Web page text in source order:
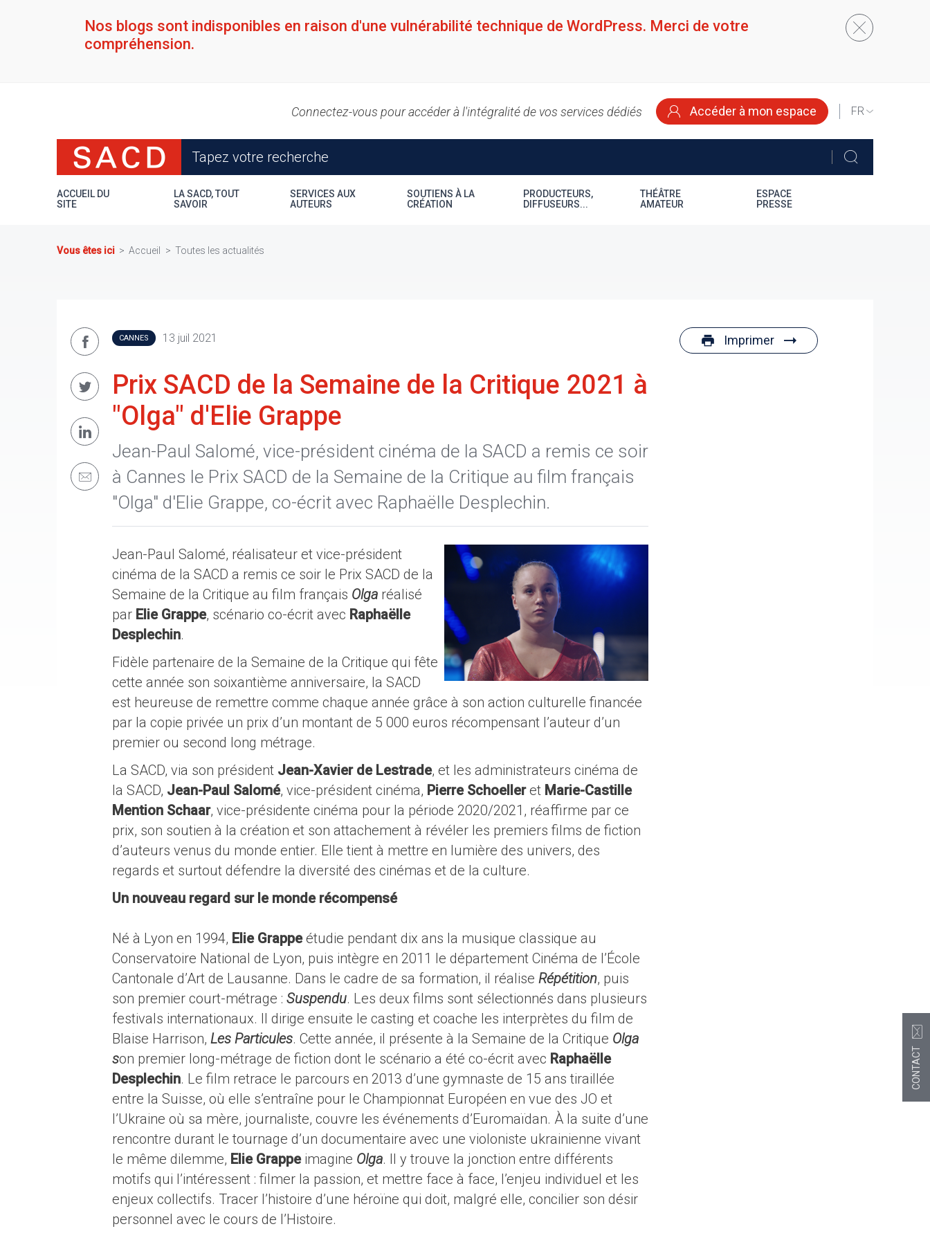
Nos blogs sont indisponibles en raison d'une vulnérabilité technique de WordPress. Merci de votre
compréhension.
Connectez-vous pour accéder à l'intégralité de vos services dédiés Accéder à mon espace
SELECT
LANGUAGE
ACCUEIL DU
SITE
LA SACD, TOUT
SAVOIR
SERVICES AUX
AUTEURS
SOUTIENS À LA
CRÉATION
PRODUCTEURS,
DIFFUSEURS...
THÉÂTRE
AMATEUR
ESPACE
PRESSE
Vous êtes ici Accueil Toutes les actualités
CANNES 13 juil 2021
Prix SACD de la Semaine de la Critique 2021 à
"Olga" d'Elie Grappe
Jean-Paul Salomé, vice-président cinéma de la SACD a remis ce soir
à Cannes le Prix SACD de la Semaine de la Critique au film français
"Olga" d'Elie Grappe, co-écrit avec Raphaëlle Desplechin.
Jean-Paul Salomé, réalisateur et vice-président
cinéma de la SACD a remis ce soir le Prix SACD de la
Semaine de la Critique au film français Olga réalisé
par Elie Grappe, scénario co-écrit avec Raphaëlle
Desplechin.
Fidèle partenaire de la Semaine de la Critique qui fête
cette année son soixantième anniversaire, la SACD
est heureuse de remettre comme chaque année grâce à son action culturelle financée
par la copie privée un prix d’un montant de 5 000 euros récompensant l’auteur d’un
premier ou second long métrage.
La SACD, via son président Jean-Xavier de Lestrade, et les administrateurs cinéma de
la SACD, Jean-Paul Salomé, vice-président cinéma, Pierre Schoelleret Marie-Castille
Mention Schaar, vice-présidente cinéma pour la période 2020/2021, réaffirme par ce
prix, son soutien à la création et son attachement à révéler les premiers films de fiction
d’auteurs venus du monde entier. Elle tient à mettre en lumière des univers, des
regards et surtout défendre la diversité des cinémas et de la culture.
Un nouveau regard sur le monde récompensé
Né à Lyon en 1994, Elie Grappeétudie pendant dix ans la musique classique au
Conservatoire National de Lyon, puis intègre en 2011 le département Cinéma de l’École
Cantonale d’Art de Lausanne. Dans le cadre de sa formation, il réalise Répétition, puis
son premier court-métrage : Suspendu. Les deux films sont sélectionnés dans plusieurs
festivals internationaux. Il dirige ensuite le casting et coache les interprètes du film de
Blaise Harrison, Les Particules. Cette année, il présente à la Semaine de la Critique Olga
son premier long-métrage de fiction dont le scénario a été co-écrit avec Raphaëlle
Desplechin. Le film retrace le parcours en 2013 d’une gymnaste de 15 ans tiraillée
entre la Suisse, où elle s’entraîne pour le Championnat Européen en vue des JO et
l’Ukraine où sa mère, journaliste, couvre les événements d’Euromaïdan. À la suite d’une
rencontre durant le tournage d’un documentaire avec une violoniste ukrainienne vivant
le même dilemme, Elie Grappeimagine Olga. Il y trouve la jonction entre différents
motifs qui l’intéressent : filmer la passion, et mettre face à face, l’enjeu individuel et les
enjeux collectifs. Tracer l’histoire d’une héroïne qui doit, malgré elle, concilier son désir
personnel avec le cours de l’Histoire.
Imprimer
CONTACT